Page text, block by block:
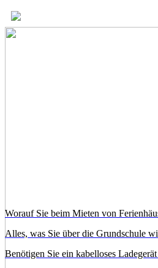
Worauf Sie beim Mieten von
Alles, was Sie über die Grundschule
Benötigen Sie ein kabelloses